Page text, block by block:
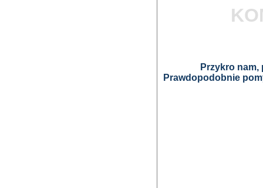
Przykro
Prawdopodobnie